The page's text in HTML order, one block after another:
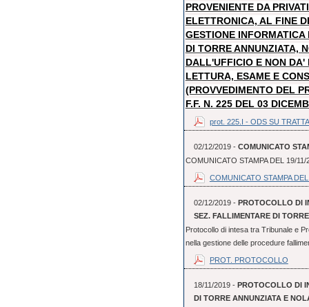
PROVENIENTE DA
ELETTRONICA, AL FINE
GESTIONE
DI TORRE ANNUNZIATA,
DALL'UFFICIO E NON
LETTURA, ESAME E
(PROVVEDIMENTO DEL
F.F. N. 225 DEL 03
prot. 225.I - ODS SU
02/12/2019 - COMUNICATO
COMUNICATO STAMPA DEL 19/11/
COMUNICATO STAMPA
02/12/2019 - PROTOCOLLO DI
SEZ. FALLIMENTARE DI
Protocollo di intesa tra Tribunale e
nella gestione delle procedure
PROT. PROTOCOLLO
18/11/2019 - PROTOCOLLO DI
DI TORRE ANNUNZIATA E